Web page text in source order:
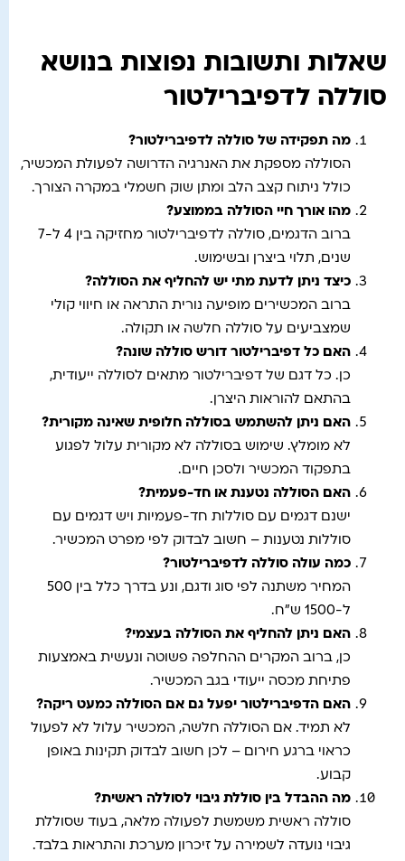
שאלות ותשובות נפוצות בנושא
סוללה לדפיברילטור
מה תפקידה של סוללה לדפיברילטור?
הסוללה מספקת את האנרגיה הדרושה לפעולת המכשיר,
כולל ניתוח קצב הלב ומתן שוק חשמלי במקרה הצורך.
מהו אורך חיי הסוללה בממוצע?
ברוב הדגמים, סוללה לדפיברילטור מחזיקה בין 4 ל-7
שנים, תלוי ביצרן ובשימוש.
כיצד ניתן לדעת מתי יש להחליף את הסוללה?
ברוב המכשירים מופיעה נורית התראה או חיווי קולי
שמצביעים על סוללה חלשה או תקולה.
האם כל דפיברילטור דורש סוללה שונה?
כן. כל דגם של דפיברילטור מתאים לסוללה ייעודית,
בהתאם להוראות היצרן.
האם ניתן להשתמש בסוללה חלופית שאינה מקורית?
לא מומלץ. שימוש בסוללה לא מקורית עלול לפגוע
בתפקוד המכשיר ולסכן חיים.
האם הסוללה נטענת או חד-פעמית?
ישנם דגמים עם סוללות חד-פעמיות ויש דגמים עם
סוללות נטענות – חשוב לבדוק לפי מפרט המכשיר.
כמה עולה סוללה לדפיברילטור?
המחיר משתנה לפי סוג ודגם, ונע בדרך כלל בין 500
ל-1500 ש"ח.
האם ניתן להחליף את הסוללה בעצמי?
כן, ברוב המקרים ההחלפה פשוטה ונעשית באמצעות
פתיחת מכסה ייעודי בגב המכשיר.
האם הדפיברילטור יפעל גם אם הסוללה כמעט ריקה?
לא תמיד. אם הסוללה חלשה, המכשיר עלול לא לפעול
כראוי ברגע חירום – לכן חשוב לבדוק תקינות באופן
קבוע.
מה ההבדל בין סוללת גיבוי לסוללה ראשית?
סוללה ראשית משמשת לפעולה מלאה, בעוד שסוללת
גיבוי נועדה לשמירה על זיכרון מערכת והתראות בלבד.